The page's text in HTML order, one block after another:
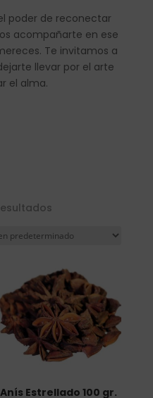
poder de reconectar
acompañarte en ese
Te invitamos a
llevar por el arte
el alma.
Anís Estrellado 100 gr.